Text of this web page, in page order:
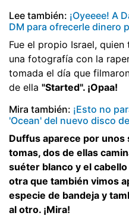
Lee también: ¡Oyeeee! A
DM para ofrecerle dinero
Fue el propio Israel,
una fotografía con la
tomada el día que
de ella "Started". ¡Opaa!
Mira también: ¡Esto no
'Ocean' del nuevo disco
Duffus aparece por unos
tomas, dos de ellas
suéter blanco y el
otra que también vimos
especie de bandeja y
al otro. ¡Mira!